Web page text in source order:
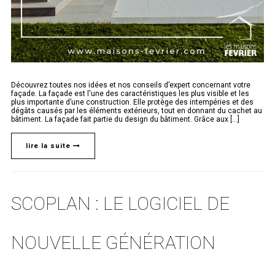
Découvrez toutes nos idées et nos conseils d’expert concernant votre
façade. La façade est l'une des caractéristiques les plus visible et les
plus importante d’une construction. Elle protège des intempéries et des
dégâts causés par les éléments extérieurs, tout en donnant du cachet au
bâtiment. La façade fait partie du design du bâtiment. Grâce aux [...]
lire la suite
SCOPLAN : LE LOGICIEL DE
NOUVELLE GÉNÉRATION